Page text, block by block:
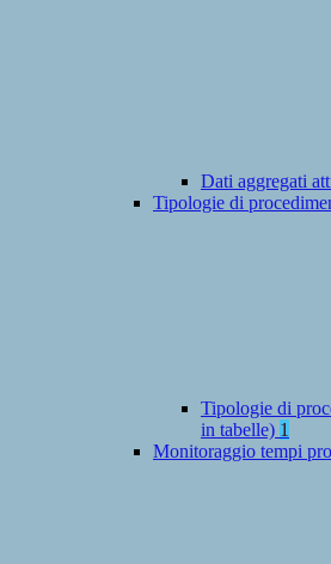
Dati aggregati
Tipologie di
Tipologie di
in tabelle) 1
Monitoraggio tempi